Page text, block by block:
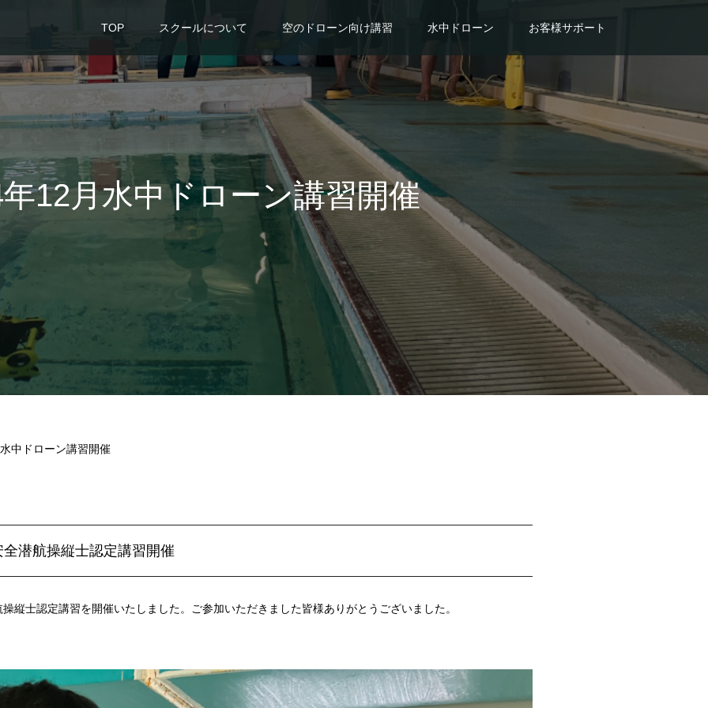
TOP スクールについて 空のドローン向け講習 水中ドローン お客様サポート
12月水中ドローン講習開催
中ドローン講習開催
潜航操縦士認定講習開催
縦士認定講習を開催いたしました。ご参加いただきました皆様ありがとうございました。